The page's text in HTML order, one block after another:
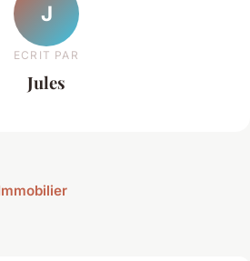
J
ECRIT PAR
Jules